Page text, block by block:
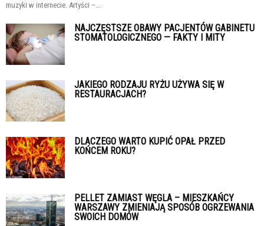
muzyki w internecie. Artyści –...
NAJCZĘSTSZE OBAWY PACJENTÓW GABINETU
STOMATOLOGICZNEGO — FAKTY I MITY
JAKIEGO RODZAJU RYŻU UŻYWA SIĘ W
RESTAURACJACH?
DLACZEGO WARTO KUPIĆ OPAŁ PRZED
KOŃCEM ROKU?
PELLET ZAMIAST WĘGLA – MIESZKAŃCY
WARSZAWY ZMIENIAJĄ SPOSÓB OGRZEWANIA
SWOICH DOMÓW